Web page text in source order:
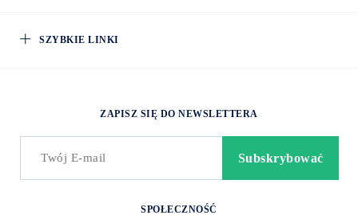
SZYBKIE LINKI
SPOŁECZNOŚĆ
ZAPISZ SIĘ DO NEWSLETTERA